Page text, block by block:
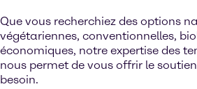
Que vous recherchiez des options
végétariennes, conventionnelles,
économiques, notre expertise des
nous permet de vous offrir le
besoin.